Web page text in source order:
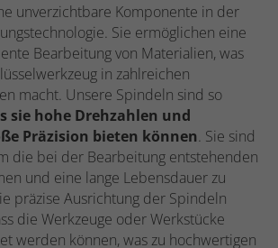
unverzichtbare Komponente in der
Sie ermöglichen eine
Bearbeitung von Materialien, was
in zahlreichen
macht. Unsere Spindeln sind so
sie hohe Drehzahlen und
Präzision bieten können. Sie sind
die bei der Bearbeitung entstehenden
und eine lange Lebensdauer zu
präzise Ausrichtung der Spindeln
die Werkzeuge oder Werkstücke
werden können, was zu hochwertigen